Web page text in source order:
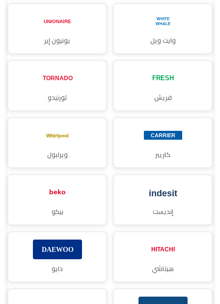
وايت ويل يونيون إير
فريش تورنيدو
كاريير ويرلبول
إنديست بيكو
هيتاشي دايو